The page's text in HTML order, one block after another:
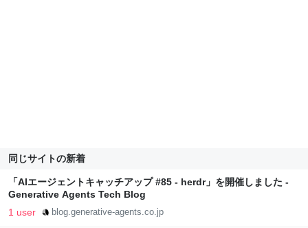
同じサイトの新着
「AIエージェントキャッチアップ #85 - herdr」を開催しました -
Generative Agents Tech Blog
1 user blog.generative-agents.co.jp